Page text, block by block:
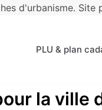
d'urbanisme.
PLU & plan
la ville